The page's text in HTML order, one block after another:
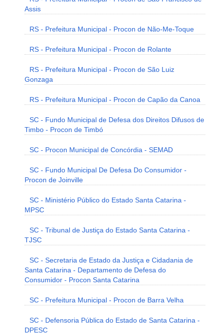
Assis
RS - Prefeitura Municipal - Procon de Não-Me-Toque
RS - Prefeitura Municipal - Procon de Rolante
RS - Prefeitura Municipal - Procon de São Luiz
Gonzaga
RS - Prefeitura Municipal - Procon de Capão da Canoa
SC - Fundo Municipal de Defesa dos Direitos Difusos de
Timbo - Procon de Timbó
SC - Procon Municipal de Concórdia - SEMAD
SC - Fundo Municipal De Defesa Do Consumidor -
Procon de Joinville
SC - Ministério Público do Estado Santa Catarina -
MPSC
SC - Tribunal de Justiça do Estado Santa Catarina -
TJSC
SC - Secretaria de Estado da Justiça e Cidadania de
Santa Catarina - Departamento de Defesa do
Consumidor - Procon Santa Catarina
SC - Prefeitura Municipal - Procon de Barra Velha
SC - Defensoria Pública do Estado de Santa Catarina -
DPESC